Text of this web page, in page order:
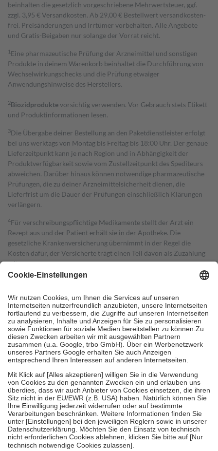
beinhalten die gesetzlich vorgeschriebene Mehrwertsteuer, ggf.
zzgl. 3,95 € Versandkosten. Ab 29,00 € Bestell­wert versand­kosten­
frei. Preisänderungen und Irrtümer vorbehalten. Alle Angebote
und Gratis-Beigaben nur solange der Vorrat reicht.
1 Eine pharmazeutische Prüfung der Arzneimittel und sonstigen
Produkte in deinem Warenkorb beinhaltet die Durchführung von
Wechselwirkungschecks und die Prüfung etwaiger
Anwendungshinweise des Herstellers.
2Biozidproduktevorsichtig verwenden. Vor Gebrauch stets Etikett
und Produktinformationen lesen.
3Die Übergabe deiner Bestellung an den Paketdienstleister erfolgt
bei uns werktags von Montag bis Freitag bis 18:00 Uhr. Der genaue
Lieferzeitpunkt kann je nach Region und in Abhängigkeit der
Produktverfügbarkeit sowie vom Zustellzeitpunkt des Spediteurs
abweichen. Darüber hinaus können notwendige pharmazeutische
Prüfungen, die zu deiner Arzneimittelsicherheit dienen, die
Lieferfrist um die Dauer der Prüfungen einschließlich Klärungen
verlängern.
4Für verschreibungspflichtige Medikamente stellt der Arzt ein
Rezept aus und der Patient erhält sie in der Apotheke. Die
gesetzliche Krankenversicherung übernimmt in der Regel die
Kosten dafür, der Versicherte trägt einen Teil davon als Zuzahlung
mit.
Grundsätzlich leisten Mitglieder Zuzahlungen in Höhe von zehn
höchstens zehn Euro.
Es sind jedoch nie mehr als die tatsächlichen
Kosten der Leistung zu entrichten.
Diese Regeln gelten grundsätzlich auch für Online-Apotheken.
Bei Heilmitteln und häuslicher Krankenpflege beträgt die
Zuzahlung zehn Prozent der Kosten sowie zehn Euro je
Verordnung.
Um das Engagement der Versicherten für ihre eigene Gesundheit zu
stärken und die besondere Stellung der Familie zu unterstützen,
fallenkeine Zuzahlungenan bei:
• Kindern und Jugendlichen bis zum vollendeten 18. Lebensjahr
mit Ausnahme der Fahrkosten
• Untersuchungen zur Vorsorge und Früherkennung, die von der
GKV getragen werden
• empfohlenen Schutzimpfungen
• Harn- und Blutteststreifen